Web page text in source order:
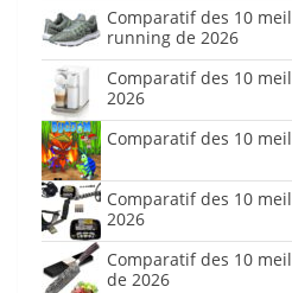
Comparatif des 10
running de 2026
Comparatif des 10
2026
Comparatif des 10
Comparatif des 10
2026
Comparatif des 10
de 2026